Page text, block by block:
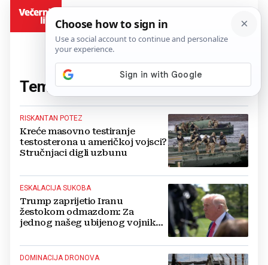
Tema:vojnici(113 članaka)
RISKANTAN POTEZ
Kreće masovno testiranje
testosterona u američkoj vojsci?
Stručnjaci digli uzbunu
ESKALACIJA SUKOBA
Trump zaprijetio Iranu
žestokom odmazdom: Za
jednog našeg ubijenog vojnika
DOMINACIJA DRONOVA